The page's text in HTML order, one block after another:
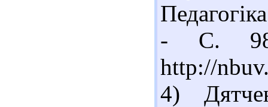
- С. 98-
http://
4)